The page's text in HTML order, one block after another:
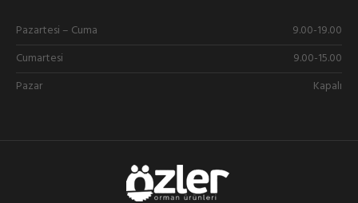
Pazartesi – Cuma
9.00-19.00
Cumartesi
9.00-15.00
Pazar
Kapalı